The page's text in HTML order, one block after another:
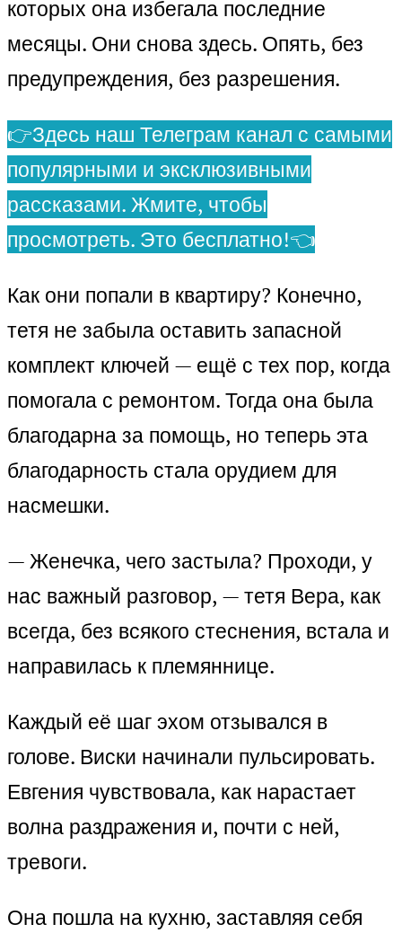
которых она избегала последние
месяцы. Они снова здесь. Опять, без
предупреждения, без разрешения.
👉Здесь наш Телеграм канал с самыми
популярными и эксклюзивными
рассказами. Жмите, чтобы
просмотреть. Это бесплатно!👈
Как они попали в квартиру? Конечно,
тетя не забыла оставить запасной
комплект ключей — ещё с тех пор, когда
помогала с ремонтом. Тогда она была
благодарна за помощь, но теперь эта
благодарность стала орудием для
насмешки.
— Женечка, чего застыла? Проходи, у
нас важный разговор, — тетя Вера, как
всегда, без всякого стеснения, встала и
направилась к племяннице.
Каждый её шаг эхом отзывался в
голове. Виски начинали пульсировать.
Евгения чувствовала, как нарастает
волна раздражения и, почти с ней,
тревоги.
Она пошла на кухню, заставляя себя